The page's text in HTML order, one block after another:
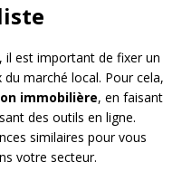
il est important de fixer un
marché local. Pour cela,
immobilière, en faisant
des outils en ligne.
similaires pour vous
votre secteur.